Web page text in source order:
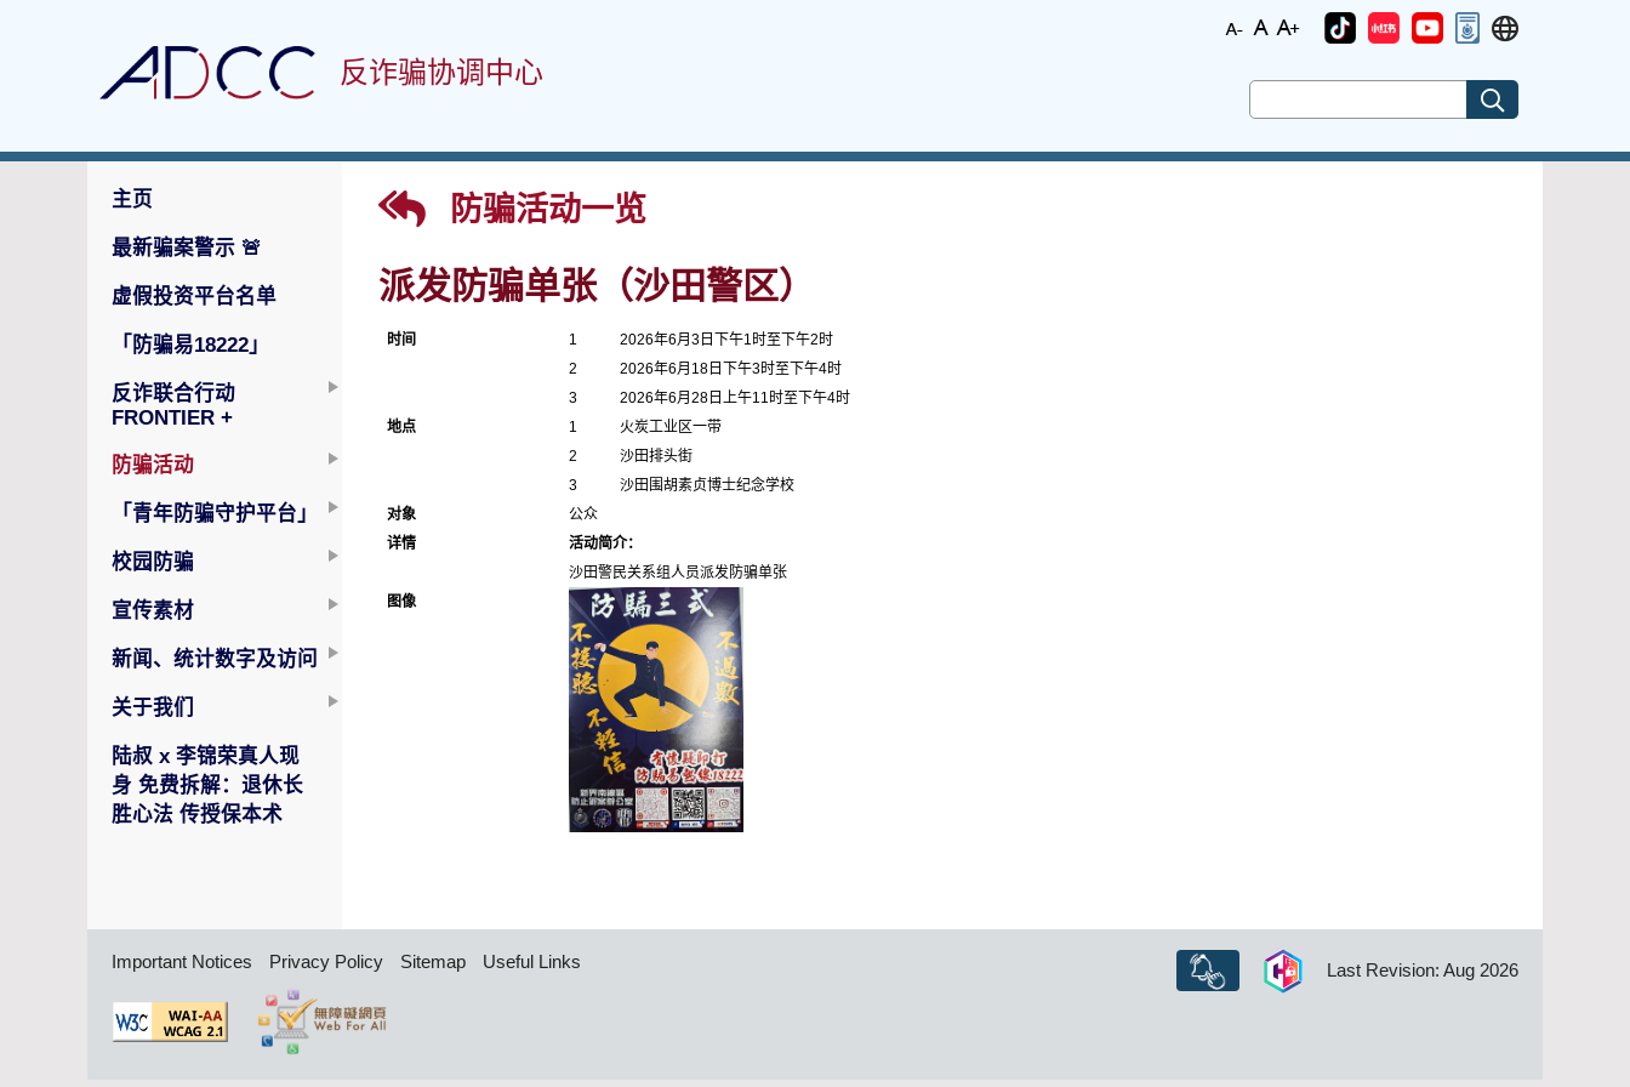
反诈骗协调中心
主页
最新骗案警示 🚨
虚假投资平台名单
「防骗易18222」
反诈联合行动
FRONTIER +
防骗活动
「青年防骗守护平台」
校园防骗
宣传素材
新闻、统计数字及访问
关于我们
陆叔 x 李锦荣真人现
身 免费拆解：退休长
胜心法 传授保本术
防骗活动一览
派发防骗单张（沙田警区）
时间
1
2
3
2026年6月3日下午1时至下午2时
2026年6月18日下午3时至下午4时
2026年6月28日上午11时至下午4时
地点
1
2
3
火炭工业区一带
沙田排头街
沙田围胡素贞博士纪念学校
对象
公众
详情
活动简介：
沙田警民关系组人员派发防骗单张
图像
Important Notices Privacy Policy Sitemap Useful Links Last Revision: Aug 2026